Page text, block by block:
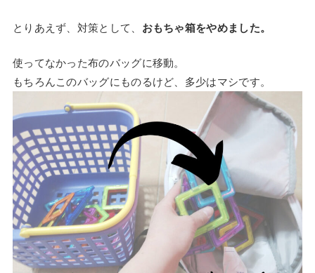
とりあえず、対策として、 おもちゃ箱をやめました。
使ってなかった布のバッグに移動。
もちろんこのバッグにものるけど、多少はマシです。